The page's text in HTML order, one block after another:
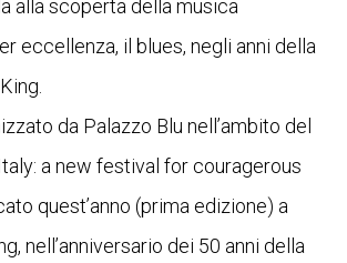
alla scoperta della musica
eccellenza, il blues, negli anni della
da Palazzo Blu nell’ambito del
a new festival for couragerous
quest’anno (prima edizione) a
nell’anniversario dei 50 anni della